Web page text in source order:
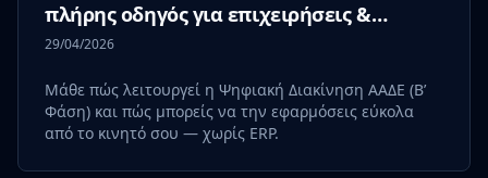
πλήρης οδηγός για επιχειρήσεις &
επαγγελματίες
29/04/2026
Μάθε πώς λειτουργεί η Ψηφιακή Διακίνηση ΑΑΔΕ (Β’
Φάση) και πώς μπορείς να την εφαρμόσεις εύκολα
από το κινητό σου — χωρίς ERP.